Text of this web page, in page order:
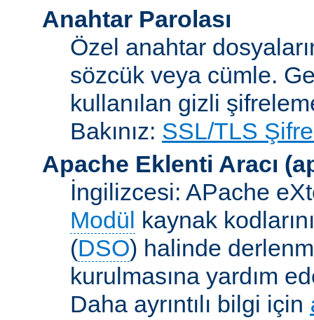
Anahtar Parolası
Özel anahtar
sözcük veya cümle.
kullanılan gizli
Bakınız: SSL/TLS
Apache Eklenti Aracı
İngilizcesi: APache
Modül kaynak
(DSO) halinde
kurulmasına yardım
Daha ayrıntılı bilgi için